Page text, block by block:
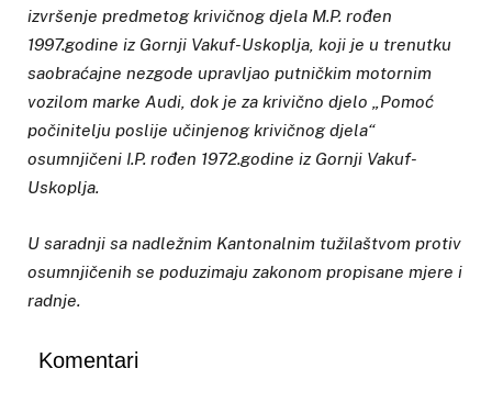
izvršenje predmetog krivičnog djela M.P. rođen
1997.godine iz Gornji Vakuf-Uskoplja, koji je u trenutku
saobraćajne nezgode upravljao putničkim motornim
vozilom marke Audi, dok je za krivično djelo „Pomoć
počinitelju poslije učinjenog krivičnog djela“
osumnjičeni I.P. rođen 1972.godine iz Gornji Vakuf-
Uskoplja.
U saradnji sa nadležnim Kantonalnim tužilaštvom protiv
osumnjičenih se poduzimaju zakonom propisane mjere i
radnje.
Komentari